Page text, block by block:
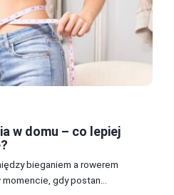
w domu – co lepiej
bieganiem a rowerem
gdy postan...